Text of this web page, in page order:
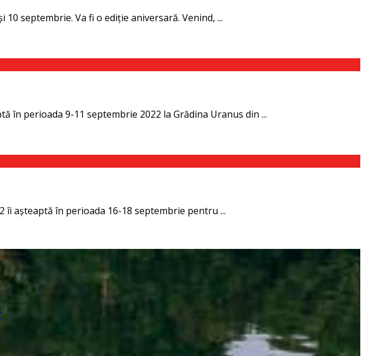
septembrie. Va fi o ediţie aniversară. Venind, ...
în perioada 9-11 septembrie 2022 la Grădina Uranus din ...
îi așteaptă în perioada 16-18 septembrie pentru ...